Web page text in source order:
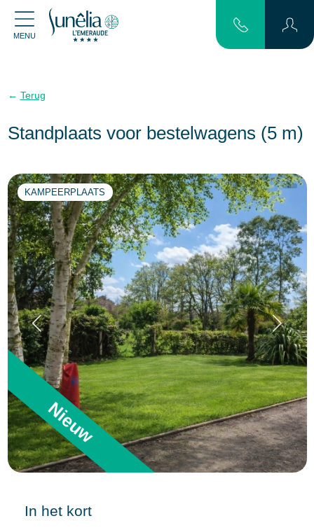
MENU
Terug
Standplaats voor bestelwagens (5 m)
Nieuw
KAMPEERPLAATS
In het kort